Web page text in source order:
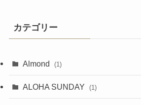
カテゴリー
Almond (1)
ALOHA SUNDAY (1)